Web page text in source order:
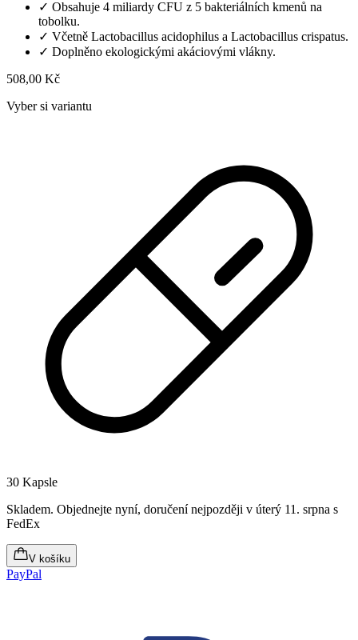
✓ Obsahuje 4 miliardy CFU z 5 bakteriálních kmenů na
tobolku.
✓ Včetně Lactobacillus acidophilus a Lactobacillus crispatus.
✓ Doplněno ekologickými akáciovými vlákny.
508,00 Kč
Vyber si variantu
30 Kapsle
Skladem. Objednejte nyní, doručení nejpozději v úterý 11. srpna s
FedEx
V košíku
PayPal